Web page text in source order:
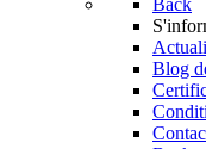
Back
Blog